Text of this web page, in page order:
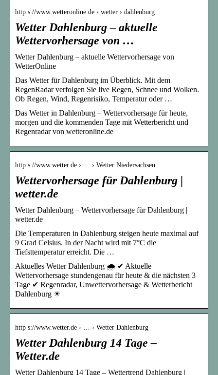
http s://www.wetteronline.de › wetter › dahlenburg
Wetter Dahlenburg – aktuelle
Wettervorhersage von …
Wetter Dahlenburg – aktuelle Wettervorhersage von
WetterOnline
Das Wetter für Dahlenburg im Überblick. Mit dem
RegenRadar verfolgen Sie live Regen, Schnee und Wolken.
Ob Regen, Wind, Regenrisiko, Temperatur oder …
Das Wetter in Dahlenburg – Wettervorhersage für heute,
morgen und die kommenden Tage mit Wetterbericht und
Regenradar von wetteronline.de
http s://www.wetter.de › … › Wetter Niedersachsen
Wettervorhersage für Dahlenburg |
wetter.de
Wetter Dahlenburg – Wettervorhersage für Dahlenburg |
wetter.de
Die Temperaturen in Dahlenburg steigen heute maximal auf
9 Grad Celsius. In der Nacht wird mit 7°C die
Tiefsttemperatur erreicht. Die …
Aktuelles Wetter Dahlenburg 🌧️ ✔ Aktuelle
Wettervorhersage stundengenau für heute & die nächsten 3
Tage ✔ Regenradar, Unwettervorhersage & Wetterbericht
Dahlenburg ☀
http s://www.wetter.de › … › Wetter Dahlenburg
Wetter Dahlenburg 14 Tage –
Wetter.de
Wetter Dahlenburg 14 Tage – Wettertrend Dahlenburg |